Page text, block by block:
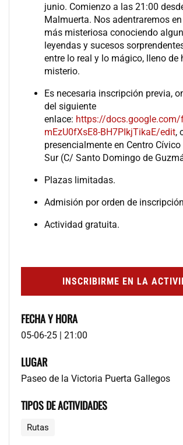
junio. Comienzo a las 21:00
Malmuerta. Nos adentraremos
más misteriosa conociendo
leyendas y sucesos
entre lo real y lo mágico, lleno de
misterio.
Es necesaria inscripción previa,
del siguiente
enlace: https://docs.google.com/
mEzU0fXsE8-BH7PIkjTikaE/edit,
presencialmente en Centro
Sur (C/ Santo Domingo de
Plazas limitadas.
Admisión por orden de
Actividad gratuita.
INSCRIBIRME EN LA
FECHA Y HORA
05-06-25 | 21:00
LUGAR
Paseo de la Victoria Puerta Gallegos
TIPOS DE ACTIVIDADES
Rutas